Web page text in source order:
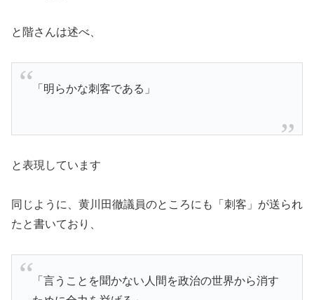
と階さんは述べ、
「明らかな刺客である」
と表現しています
同じように、黄川田徹議員のところにも「刺客」が送られ
たと書いており、
「言うことを聞かない人間を政治の世界から消す